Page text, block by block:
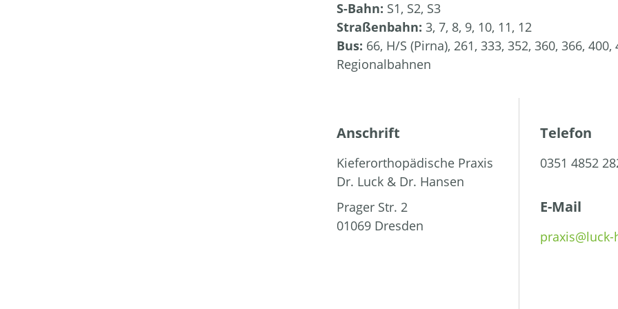
S-Bahn: S1, S2, S3
Straßenbahn: 3, 7, 8, 9, 10, 11, 12
Bus: 66, H/S (Pirna), 261, 333, 352, 360, 366, 400,
Regionalbahnen
Anschrift
Kieferorthopädische Praxis
Dr. Luck & Dr. Hansen
Prager Str. 2
01069 Dresden
Telefon
0351 4852
E-Mail